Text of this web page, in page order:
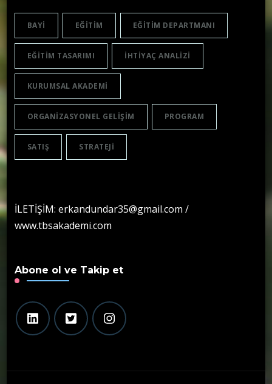
BAYI EĞITIM EĞITIM DEPARTMANI
EĞITIM TASARIMI IHTIYAÇ ANALIZI
KURUMSAL AKADEMI
ORGANIZASYONEL GELIŞIM PROGRAM
SATIŞ STRATEJI
İLETİŞİM: erkandundar35@gmail.com /
www.tbsakademi.com
Abone ol ve Takip et